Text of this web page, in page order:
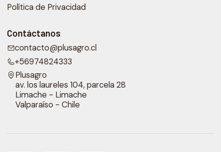
Política de Privacidad
Contáctanos
contacto@plusagro.cl
+56974824333
Plusagro
av. los laureles 104, parcela 28
Limache - Limache
Valparaíso - Chile